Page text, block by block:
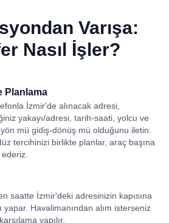
Varışa:
Nasıl İşler?
Planlama
İzmir'de alınacak adresi,
yakayı/adresi, tarih-saati, yolcu ve
yön mü gidiş-dönüş mü olduğunu iletin.
tercihinizi birlikte planlar, araç başına
saatte İzmir'deki adresinizin kapısına
yapar. Havalimanından alım isterseniz
yapılır.